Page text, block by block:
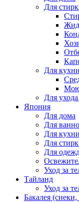
Для
Для кухни
Для
Япония
Для дома
Для
Для кухни
Для
Для
Уход за
Тайланд
Уход за
Бакалея